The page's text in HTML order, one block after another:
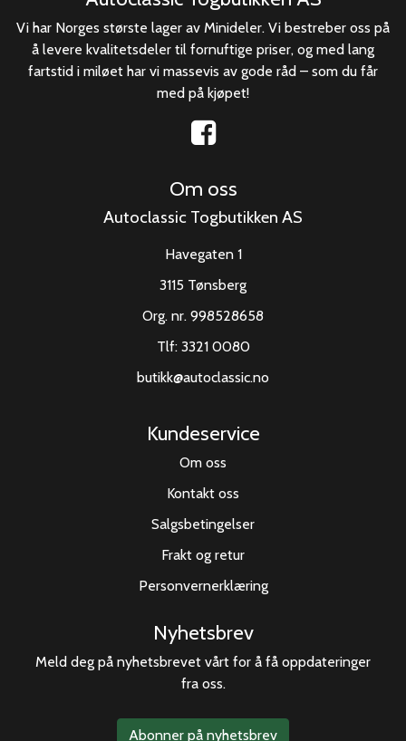
Vi har Norges største lager av Minideler. Vi bestreber oss på
å levere kvalitetsdeler til fornuftige priser, og med lang
fartstid i miløet har vi massevis av gode råd – som du får
med på kjøpet!
Om oss
Autoclassic Togbutikken AS
Havegaten 1
3115 Tønsberg
Org. nr. 998528658
Tlf: 3321 0080
butikk@autoclassic.no
Kundeservice
Om oss
Kontakt oss
Salgsbetingelser
Frakt og retur
Personvernerklæring
Nyhetsbrev
Meld deg på nyhetsbrevet vårt for å få oppdateringer
fra oss.
Abonner på nyhetsbrev